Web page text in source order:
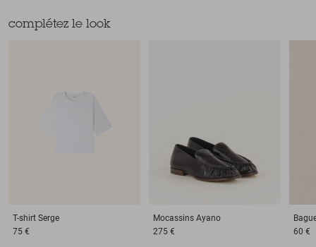
complétez le look
T-shirt Serge
75 €
Mocassins Ayano
275 €
60 €